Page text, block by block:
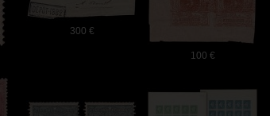
300 €
100 €